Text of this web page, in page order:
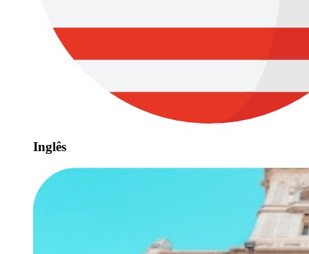
Inglês